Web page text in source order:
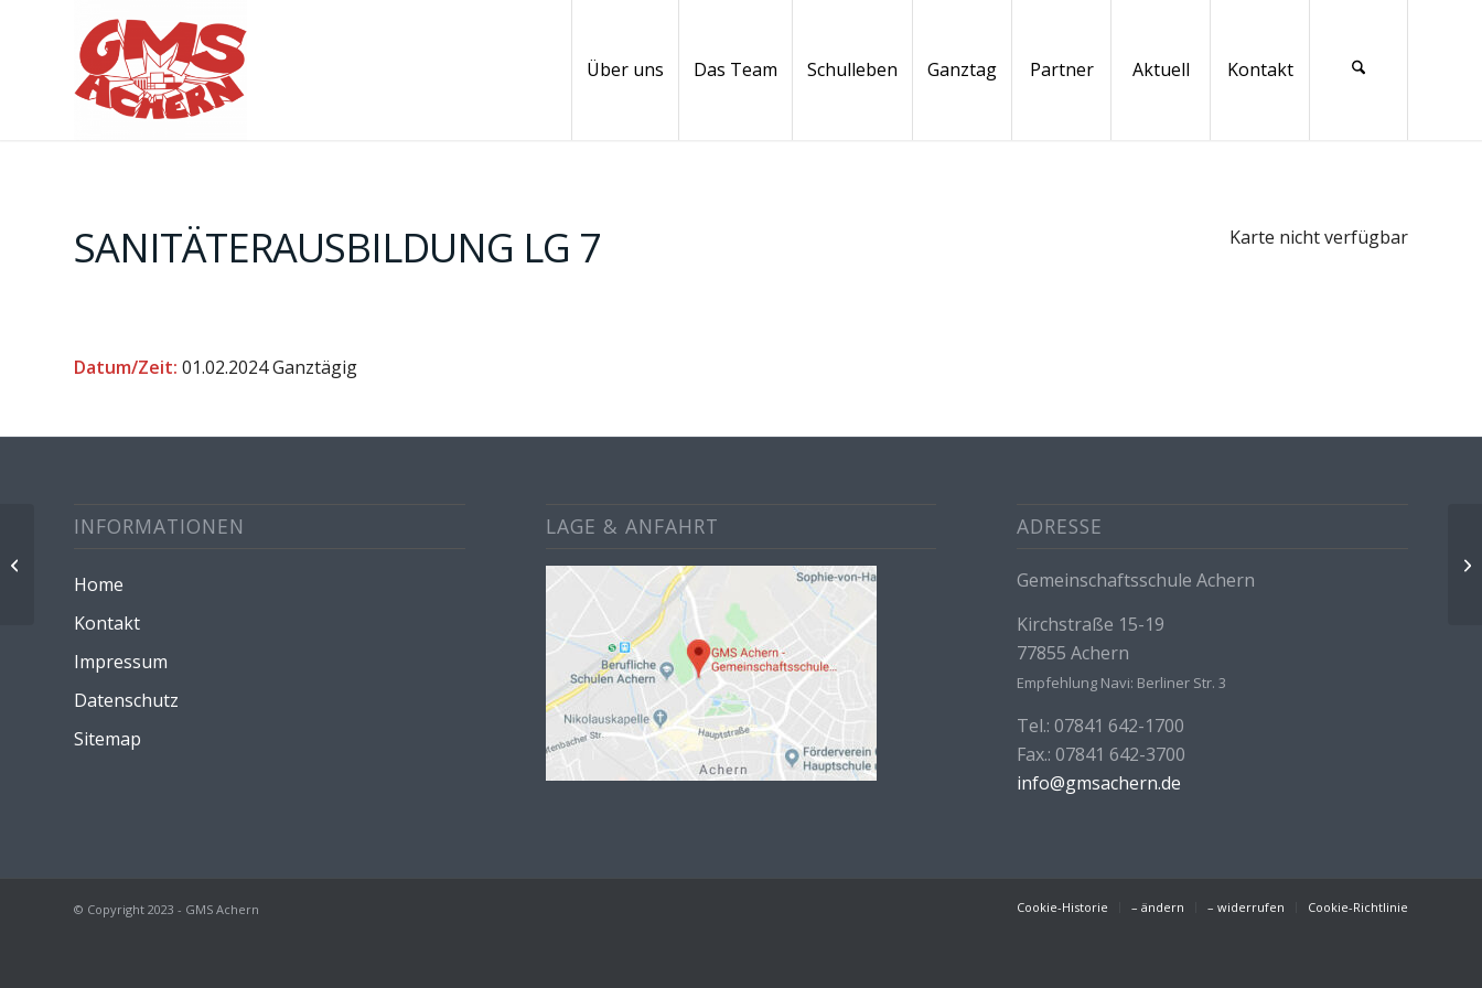
Über uns Das Team Schulleben Ganztag Partner Aktuell Kontakt
Karte nicht verfügbar
SANITÄTERAUSBILDUNG LG 7
Datum/Zeit: 01.02.2024Ganztägig
INFORMATIONEN
Home
Kontakt
Impressum
Datenschutz
Sitemap
LAGE & ANFAHRT ADRESSE
Gemeinschaftsschule Achern
Kirchstraße 15-19
77855 Achern
Empfehlung Navi: Berliner Str. 3
Tel.: 07841 642-1700
Fax.: 07841 642-3700
info@gmsachern.de
© Copyright 2023 - GMS Achern Cookie-Historie – ändern – widerrufen Cookie-Richtlinie